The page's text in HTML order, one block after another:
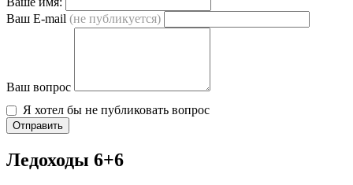
Ваш E-mail (не публикуется)
Ваш вопрос
Я хотел бы не публиковать вопрос
Отправить
Ледоходы 6+6